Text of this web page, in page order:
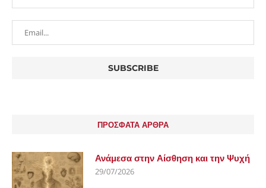
ΠΡΟΣΦΑΤΑ ΑΡΘΡΑ
Ανάμεσα στην Αίσθηση και την Ψυχή
29/07/2026